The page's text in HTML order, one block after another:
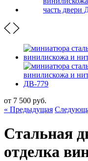
от 7 500 руб.
« Предыдущая
Стальная
отделка